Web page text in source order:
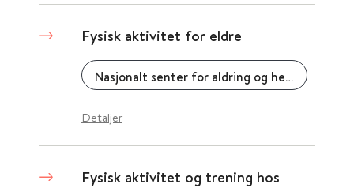
Fysisk aktivitet for eldre
Nasjonalt senter for aldring og helse
Detaljer
Fysisk aktivitet og trening hos